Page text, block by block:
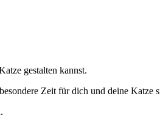
gestalten kannst.
Zeit für dich und deine Katze